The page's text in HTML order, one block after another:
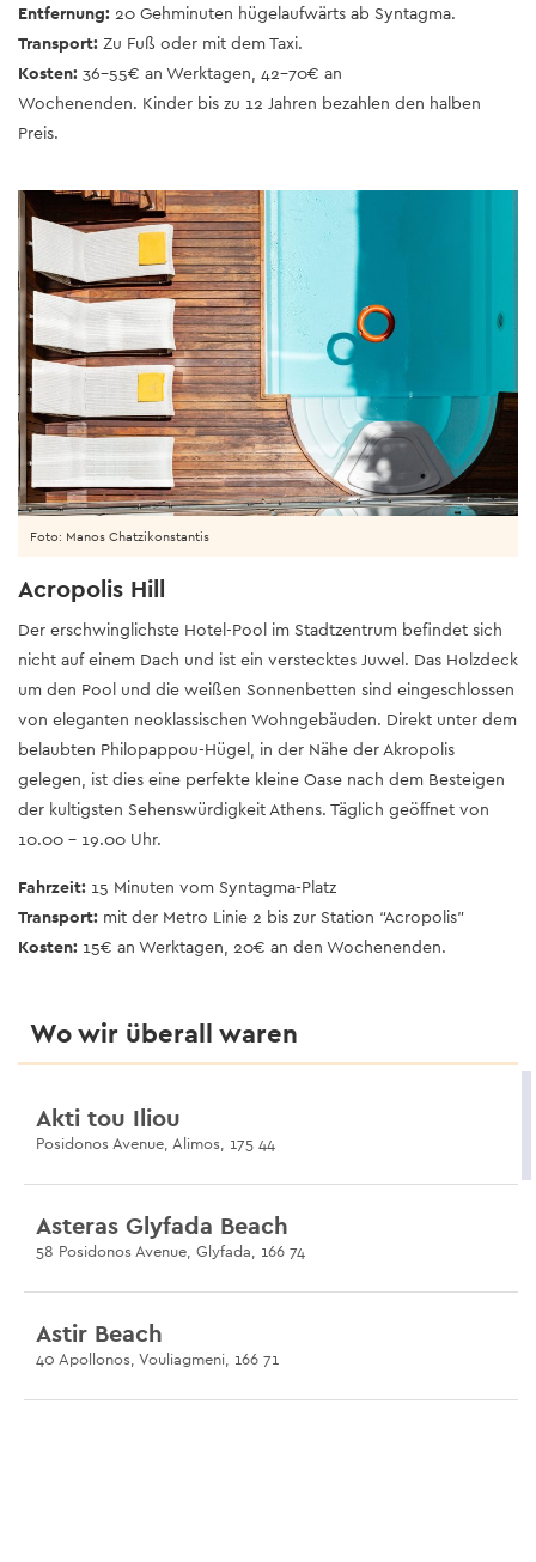
Entfernung: 20 Gehminuten hügelaufwärts ab Syntagma.
Transport: Zu Fuß oder mit dem Taxi.
Kosten: 36-55€ an Werktagen, 42-70€ an
Wochenenden. Kinder bis zu 12 Jahren bezahlen den halben
Preis.
Acropolis Hill
Der erschwinglichste Hotel-Pool im Stadtzentrum befindet sich
nicht auf einem Dach und ist ein verstecktes Juwel. Das Holzdeck
um den Pool und die weißen Sonnenbetten sind eingeschlossen
von eleganten neoklassischen Wohngebäuden. Direkt unter dem
belaubten Philopappou-Hügel, in der Nähe der Akropolis
gelegen, ist dies eine perfekte kleine Oase nach dem Besteigen
der kultigsten Sehenswürdigkeit Athens. Täglich geöffnet von
10.00 – 19.00 Uhr.
Fahrzeit: 15 Minuten vom Syntagma-Platz
Transport: mit der Metro Linie 2 bis zur Station “Acropolis”
Kosten: 15€ an Werktagen, 20€ an den Wochenenden.
Foto: Manos Chatzikonstantis
Wo wir überall waren
Akti tou Iliou
Posidonos Avenue, Alimos, 175 44
Asteras Glyfada Beach
58 Posidonos Avenue, Glyfada, 166 74
Astir Beach
40 Apollonos, Vouliagmeni, 166 71